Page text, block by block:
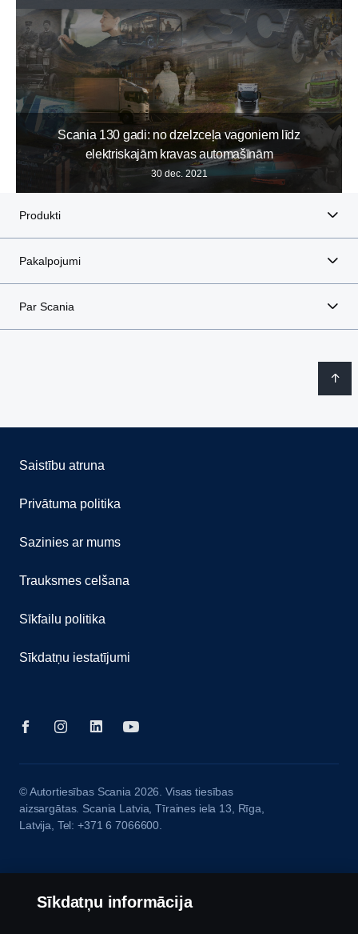
Scania 130 gadi: no dzelzceļa vagoniem līdz
elektriskajām kravas automašīnām
30 dec. 2021
Produkti
Pakalpojumi
Par Scania
Saistību atruna
Privātuma politika
Sazinies ar mums
Trauksmes celšana
Sīkfailu politika
Sīkdatņu iestatījumi
© Autortiesības Scania 2026. Visas tiesības
aizsargātas. Scania Latvia, Tīraines iela 13, Rīga,
Latvija, Tel: +371 6 7066600.
Sīkdatņu informācija